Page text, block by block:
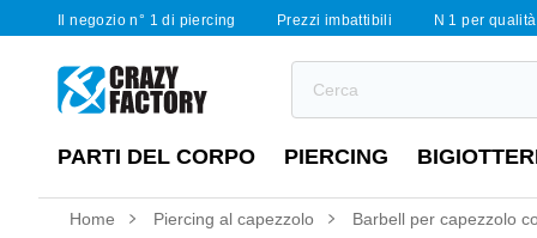
Il negozio n° 1 di piercing Prezzi imbattibili N 1 per
PARTI DEL CORPO PIERCING
Home Piercing al capezzolo Barbell per capezzolo